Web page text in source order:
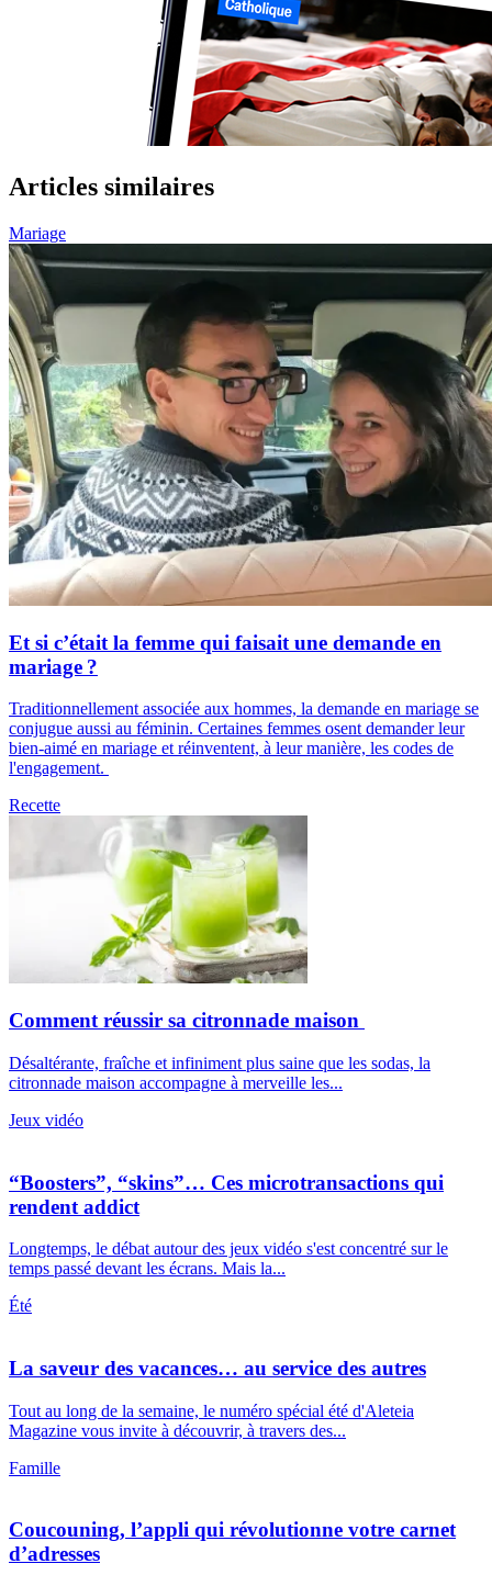
Articles similaires
Mariage
Et si c’était la femme qui faisait une demande en
mariage ?
Traditionnellement associée aux hommes, la demande en mariage se
conjugue aussi au féminin. Certaines femmes osent demander leur
bien-aimé en mariage et réinventent, à leur manière, les codes de
l'engagement.
Recette
Comment réussir sa citronnade maison
Désaltérante, fraîche et infiniment plus saine que les sodas, la
citronnade maison accompagne à merveille les...
Jeux vidéo
“Boosters”, “skins”… Ces microtransactions qui
rendent addict
Longtemps, le débat autour des jeux vidéo s'est concentré sur le
temps passé devant les écrans. Mais la...
Été
La saveur des vacances… au service des autres
Tout au long de la semaine, le numéro spécial été d'Aleteia
Magazine vous invite à découvrir, à travers des...
Famille
Coucouning, l’appli qui révolutionne votre carnet
d’adresses